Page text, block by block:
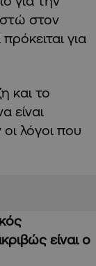
στον
για
και το
είναι
λόγοι που
είναι ο